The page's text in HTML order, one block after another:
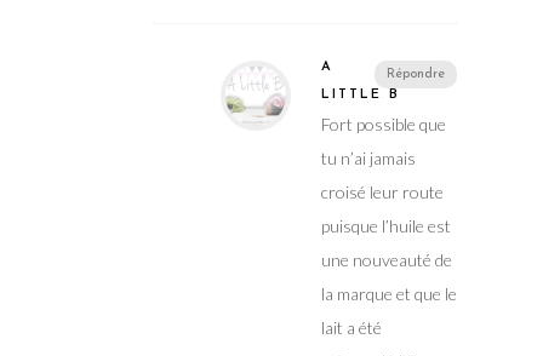
Répondre
A
LITTLE B
Fort possible que
tu n’ai jamais
croisé leur route
puisque l’huile est
une nouveauté de
la marque et que le
lait a été